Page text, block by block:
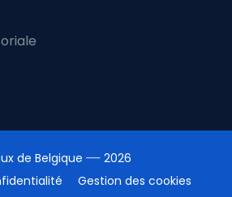
de Belgique
2026
Gestion des cookies